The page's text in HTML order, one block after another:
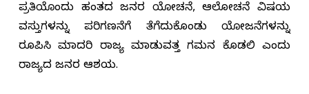
ಪ್ರತಿಯೊಂದು ಹಂತದ ಜನರ ಯೋಚನೆ, ಆಲೋಚನೆ ವಿಷಯ
ವಸ್ತುಗಳನ್ನು ಪರಿಗಣನೆಗೆ ತೆಗೆದುಕೊಂಡು ಯೋಜನೆಗಳನ್ನು
ರೂಪಿಸಿ ಮಾದರಿ ರಾಜ್ಯ ಮಾಡುವತ್ತ ಗಮನ ಕೊಡಲಿ ಎಂದು
ರಾಜ್ಯದ ಜನರ ಆಶಯ.